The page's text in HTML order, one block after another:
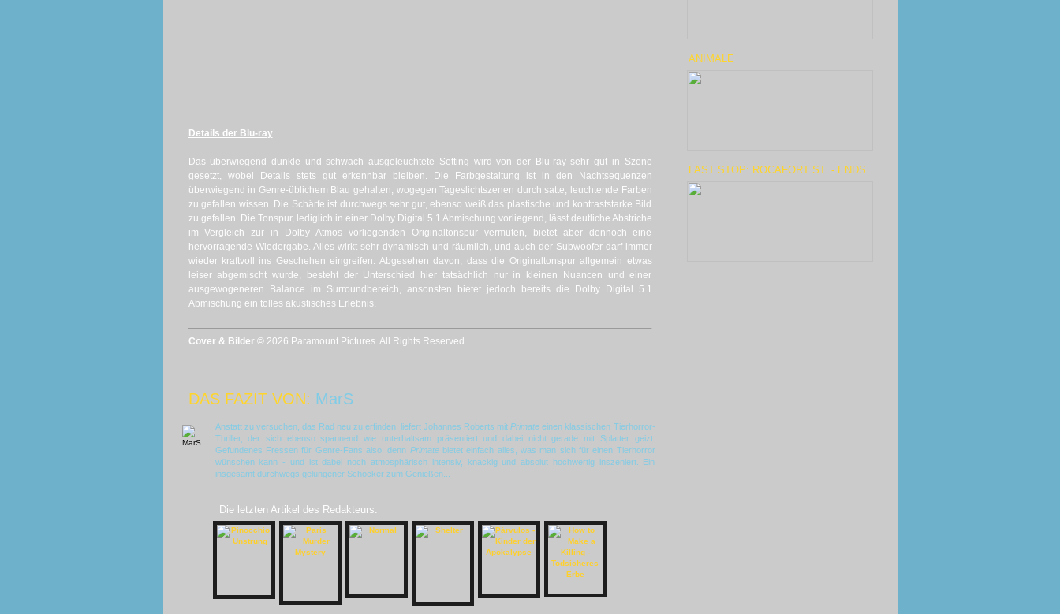
Details der Blu-ray
Das überwiegend dunkle und schwach ausgeleuchtete Setting wird von der Blu-ray sehr gut in Szene
gesetzt, wobei Details stets gut erkennbar bleiben. Die Farbgestaltung ist in den Nachtsequenzen
überwiegend in Genre-üblichem Blau gehalten, wogegen Tageslichtszenen durch satte, leuchtende Farben
zu gefallen wissen. Die Schärfe ist durchwegs sehr gut, ebenso weiß das plastische und kontraststarke Bild
zu gefallen. Die Tonspur, lediglich in einer Dolby Digital 5.1 Abmischung vorliegend, lässt deutliche Abstriche
im Vergleich zur in Dolby Atmos vorliegenden Originaltonspur vermuten, bietet aber dennoch eine
hervorragende Wiedergabe. Alles wirkt sehr dynamisch und räumlich, und auch der Subwoofer darf immer
wieder kraftvoll ins Geschehen eingreifen. Abgesehen davon, dass die Originaltonspur allgemein etwas
leiser abgemischt wurde, besteht der Unterschied hier tatsächlich nur in kleinen Nuancen und einer
ausgewogeneren Balance im Surroundbereich, ansonsten bietet jedoch bereits die Dolby Digital 5.1
Abmischung ein tolles akustisches Erlebnis.
Cover & Bilder © 2026 Paramount Pictures. All Rights Reserved.
DAS FAZIT VON: MarS
Anstatt zu versuchen, das Rad neu zu erfinden, liefert Johannes Roberts mitPrimateeinen klassischen Tierhorror-
Thriller, der sich ebenso spannend wie unterhaltsam präsentiert und dabei nicht gerade mit Splatter geizt.
Gefundenes Fressen für Genre-Fans also, denn Primate bietet einfach alles, was man sich für einen Tierhorror
wünschen kann - und ist dabei noch atmosphärisch intensiv, knackig und absolut hochwertig inszeniert. Ein
insgesamt durchwegs gelungener Schocker zum Genießen...
Die letzten Artikel des Redakteurs:
ANIMALE
LAST STOP: ROCAFORT ST. - ENDS...